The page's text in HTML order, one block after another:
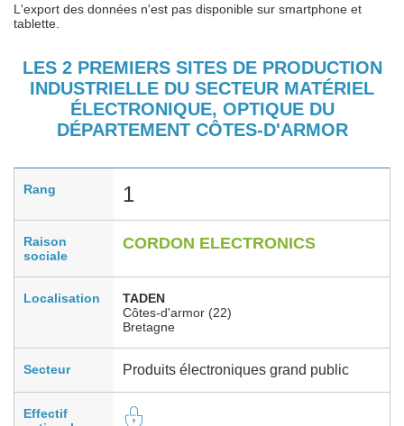
L'export des données n'est pas disponible sur smartphone et
tablette.
LES 2 PREMIERS SITES DE PRODUCTION
INDUSTRIELLE DU SECTEUR MATÉRIEL
ÉLECTRONIQUE, OPTIQUE DU
DÉPARTEMENT CÔTES-D'ARMOR
Rang 1
Raison
sociale
CORDON ELECTRONICS
Localisation
TADEN
Côtes-d'armor (22)
Bretagne
Secteur Produits électroniques grand public
Effectif